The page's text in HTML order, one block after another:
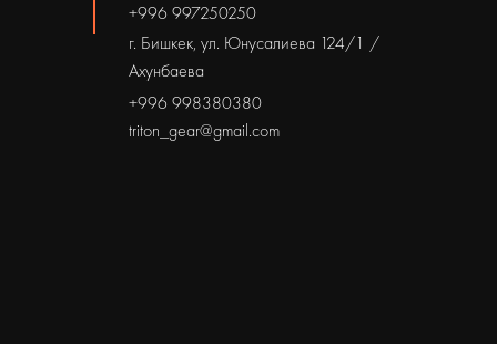
г. Бишкек, ул. Юнусалиева 124/1 /
Ахунбаева
+996 998380380
triton_gear@gmail.com
+996 997250250